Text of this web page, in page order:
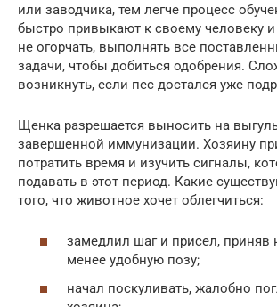
или заводчика, тем легче процесс
быстро привыкают к своему человеку и
не огорчать, выполнять все
задачи, чтобы добиться одобрения.
возникнуть, если пес достался уже
Щенка разрешается выносить на
завершенной иммунизации. Хозяину
потратить время и изучить сигналы,
подавать в этот период. Какие
того, что животное хочет облегчиться:
замедлил шаг и присел, приняв
менее удобную позу;
начал поскуливать, жалобно